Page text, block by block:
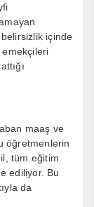
içinde
emekçileri
maaş ve
öğretmenlerin
tüm eğitim
ediliyor. Bu
da